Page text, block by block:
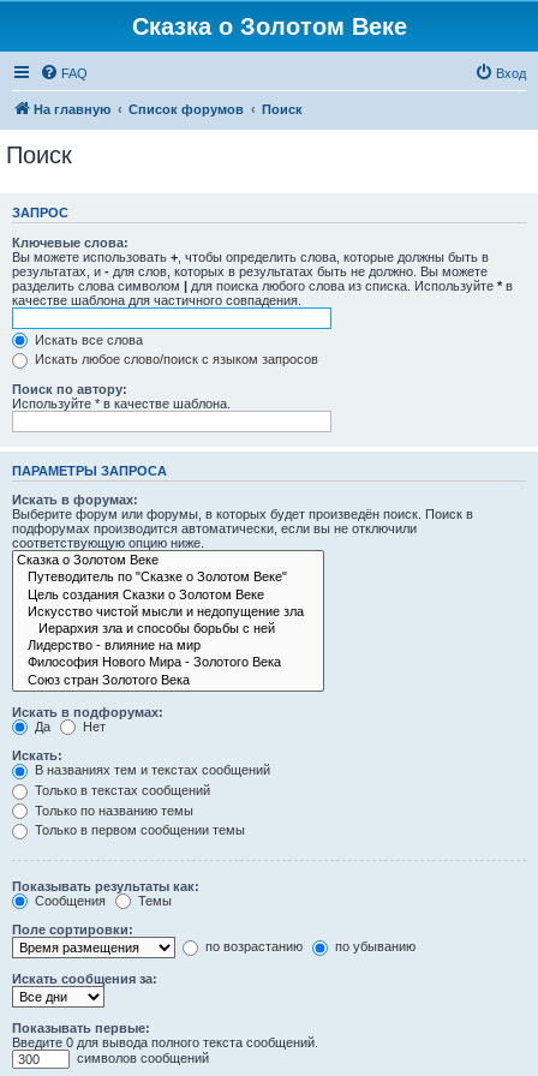
Сказка о Золотом Веке
FAQ Вход
На главную Список форумов Поиск
Поиск
ЗАПРОС
Ключевые слова:
Вы можете использовать + , чтобы определить слова, которые должны быть в
результатах, и - для слов, которых в результатах быть не должно. Вы можете
разделить слова символом | для поиска любого слова из списка. Используйте * в
качестве шаблона для частичного совпадения.
Искать все слова
Искать любое слово/поиск с языком запросов
Поиск по автору:
Используйте * в качестве шаблона.
ПАРАМЕТРЫ ЗАПРОСА
Искать в форумах:
Выберите форум или форумы, в которых будет произведён поиск. Поиск в
подфорумах производится автоматически, если вы не отключили
соответствующую опцию ниже.
Искать в подфорумах:
Да
Нет
Искать:
В названиях тем и текстах сообщений
Только в текстах сообщений
Только по названию темы
Только в первом сообщении темы
Показывать результаты как:
Сообщения
Темы
Поле сортировки:
по возрастанию
по убыванию
Искать сообщения за:
Показывать первые:
Введите 0 для вывода полного текста сообщений.
символов сообщений